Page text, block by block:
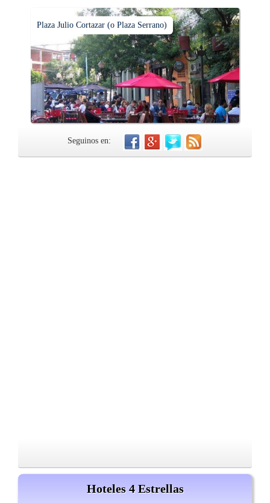
Plaza Julio Cortazar (o Plaza Serrano)
Seguinos en:
Hoteles 4 Estrellas